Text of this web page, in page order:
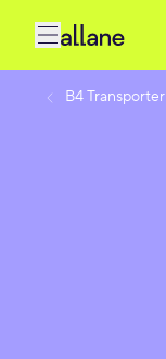
B4 Transporter